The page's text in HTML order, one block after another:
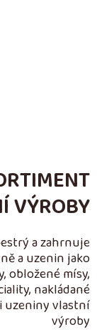
VÝROBY
a zahrnuje
a uzenin jako
obložené mísy,
nakládané
uzeniny vlastní
výroby